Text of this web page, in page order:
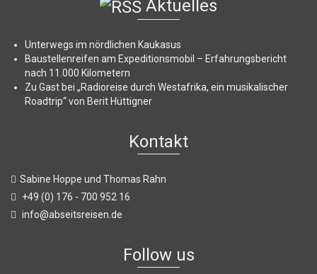
Aktuelles
Unterwegs im nördlichen Kaukasus
Baustellenreifen am Expeditionsmobil – Erfahrungsbericht
nach 11.000 Kilometern
Zu Gast bei „Radioreise durch Westafrika, ein musikalischer
Roadtrip“ von Berit Hüttigner
Kontakt
Sabine Hoppe und Thomas Rahn
+49 (0) 176 - 700 952 16
info@abseitsreisen.de
Follow us